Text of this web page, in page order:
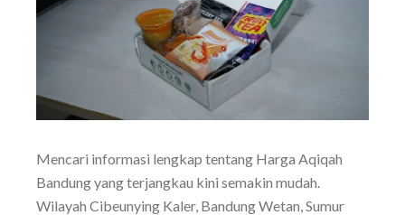
Mencari informasi lengkap tentang Harga Aqiqah
Bandung yang terjangkau kini semakin mudah.
Wilayah Cibeunying Kaler, Bandung Wetan, Sumur